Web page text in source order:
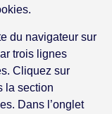
du navigateur sur
trois lignes
Cliquez sur
la section
Dans l’onglet